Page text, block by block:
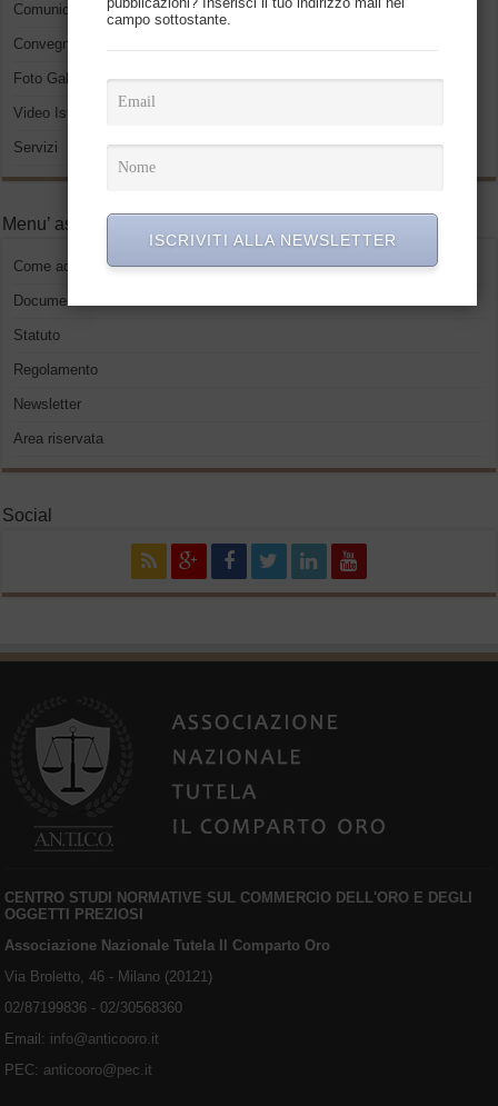
Comunicati Stampa
Convegni ed eventi
Foto Gallery
Video Istituzionali
Servizi
Menu’ associati
Come accedere
Documenti
Statuto
Regolamento
Newsletter
Area riservata
Social
CENTRO STUDI NORMATIVE SUL COMMERCIO DELL'ORO E DEGLI
OGGETTI PREZIOSI
Associazione Nazionale Tutela Il Comparto Oro
Via Broletto, 46 - Milano (20121)
02/87199836 - 02/30568360
Email: info@anticooro.it
PEC: anticooro@pec.it
campo sottostante.
ISCRIVITI ALLA NEWSLETTER